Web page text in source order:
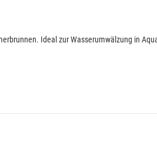
Ideal zur Wasserumwälzung in